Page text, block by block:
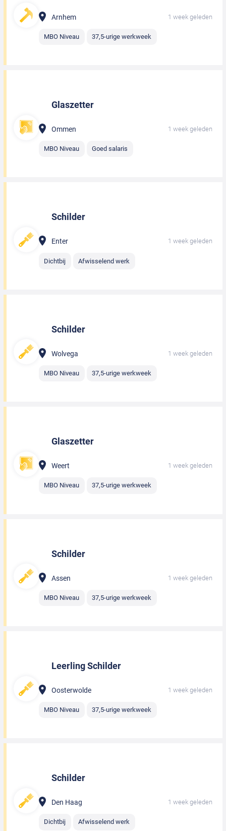
Arnhem 1 week geleden
MBO Niveau 37,5-urige werkweek
Glaszetter
Ommen 1 week geleden
MBO Niveau Goed salaris
Schilder
Enter 1 week geleden
Dichtbij Afwisselend werk
Schilder
Wolvega 1 week geleden
MBO Niveau 37,5-urige werkweek
Glaszetter
Weert 1 week geleden
MBO Niveau 37,5-urige werkweek
Schilder
Assen 1 week geleden
MBO Niveau 37,5-urige werkweek
Leerling Schilder
Oosterwolde 1 week geleden
MBO Niveau 37,5-urige werkweek
Schilder
Den Haag 1 week geleden
Dichtbij Afwisselend werk